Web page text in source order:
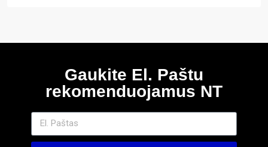
Gaukite El. Paštu
rekomenduojamus NT